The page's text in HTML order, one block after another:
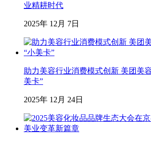
业精耕时代
2025年 12月 7日
助力美容行业消费模式创新 美团美
美卡”
2025年 12月 24日